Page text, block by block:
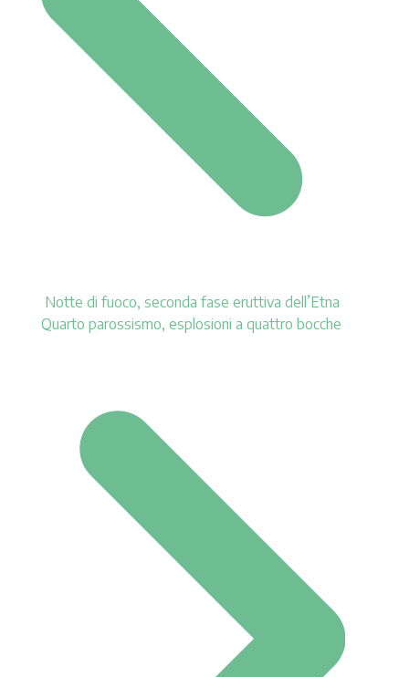
Notte di fuoco, seconda fase eruttiva dell’Etna
Quarto parossismo, esplosioni a quattro bocche